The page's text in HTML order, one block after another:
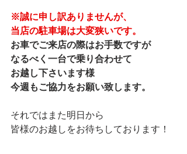
※誠に申し訳ありませんが、
当店の駐車場は大変狭いです。
お車でご来店の際はお手数ですが
なるべく一台で乗り合わせて
お越し下さいます様
今週もご協力をお願い致します。
それではまた明日から
皆様のお越しをお待ちしております！